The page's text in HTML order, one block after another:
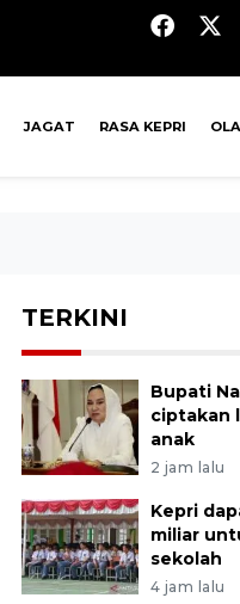
JAGAT RASA KEPRI
TERKINI
Bupati
ciptakan
anak
2 jam lalu
Kepri
miliar
sekolah
4 jam lalu